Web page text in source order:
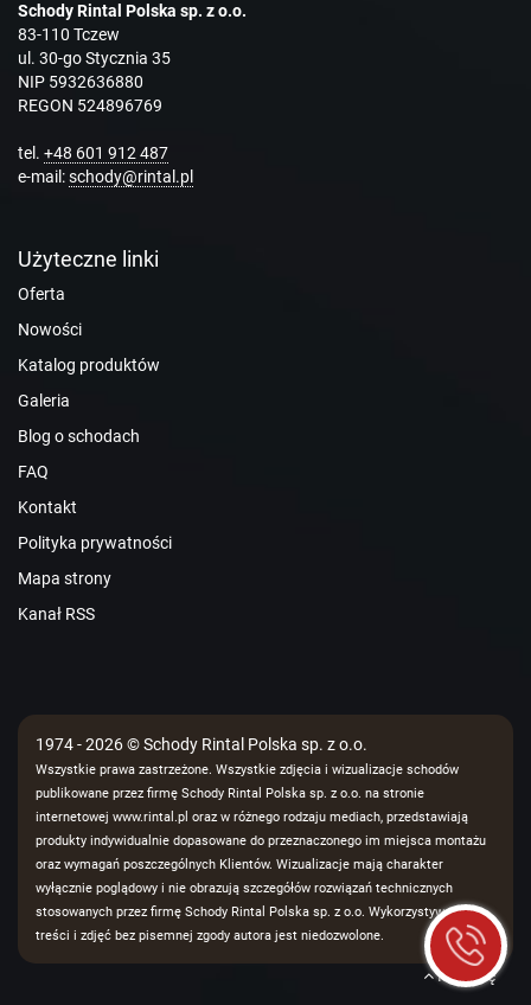
Schody Rintal Polska sp. z o.o.
83-110 Tczew
ul. 30-go Stycznia 35
NIP 5932636880
REGON 524896769
tel. +48 601 912 487
e-mail:schody@rintal.pl
Użyteczne linki
Oferta
Nowości
Katalog produktów
Galeria
Blog o schodach
FAQ
Kontakt
Polityka prywatności
Mapa strony
Kanał RSS
1974 - 2026 © Schody Rintal Polska sp. z o.o.
Wszystkie prawa zastrzeżone. Wszystkie zdjęcia i wizualizacje schodów
publikowane przez firmę Schody Rintal Polska sp. z o.o. na stronie
internetowej www.rintal.pl oraz w różnego rodzaju mediach, przedstawiają
produkty indywidualnie dopasowane do przeznaczonego im miejsca montażu
oraz wymagań poszczególnych Klientów. Wizualizacje mają charakter
wyłącznie poglądowy i nie obrazują szczegółów rozwiązań technicznych
stosowanych przez firmę Schody Rintal Polska sp. z o.o. Wykorzystywanie
treści i zdjęć bez pisemnej zgody autora jest niedozwolone.
Na górę